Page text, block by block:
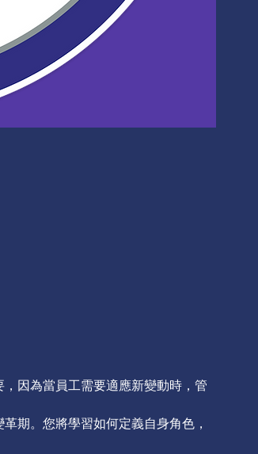
，因為當員工需要適應新變動時，管
期。您將學習如何定義自身角色，